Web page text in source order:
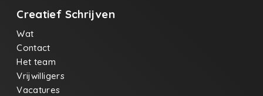
Creatief Schrijven
Wat
Contact
Het team
Vrijwilligers
Vacatures